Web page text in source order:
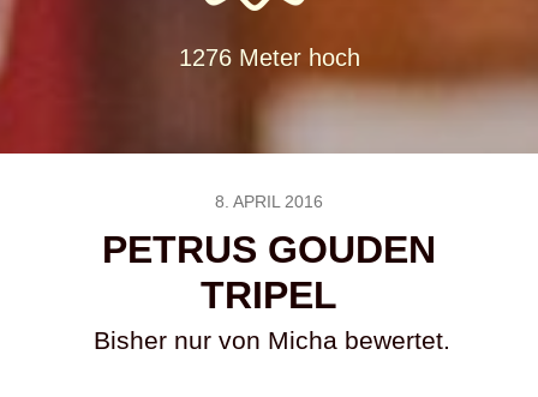
1276 Meter hoch
8. APRIL 2016
PETRUS GOUDEN
TRIPEL
Bisher nur von Micha bewertet.